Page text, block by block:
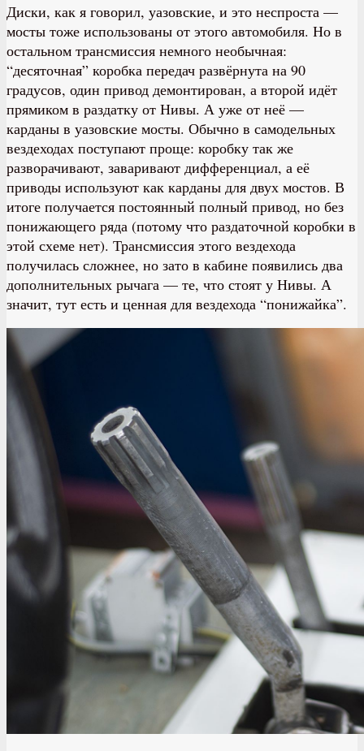
Диски, как я говорил, уазовские, и это неспроста —
мосты тоже использованы от этого автомобиля. Но в
остальном трансмиссия немного необычная:
“десяточная” коробка передач развёрнута на 90
градусов, один привод демонтирован, а второй идёт
прямиком в раздатку от Нивы. А уже от неё —
карданы в уазовские мосты. Обычно в самодельных
вездеходах поступают проще: коробку так же
разворачивают, заваривают дифференциал, а её
приводы используют как карданы для двух мостов. В
итоге получается постоянный полный привод, но без
понижающего ряда (потому что раздаточной коробки в
этой схеме нет). Трансмиссия этого вездехода
получилась сложнее, но зато в кабине появились два
дополнительных рычага — те, что стоят у Нивы. А
значит, тут есть и ценная для вездехода “понижайка”.